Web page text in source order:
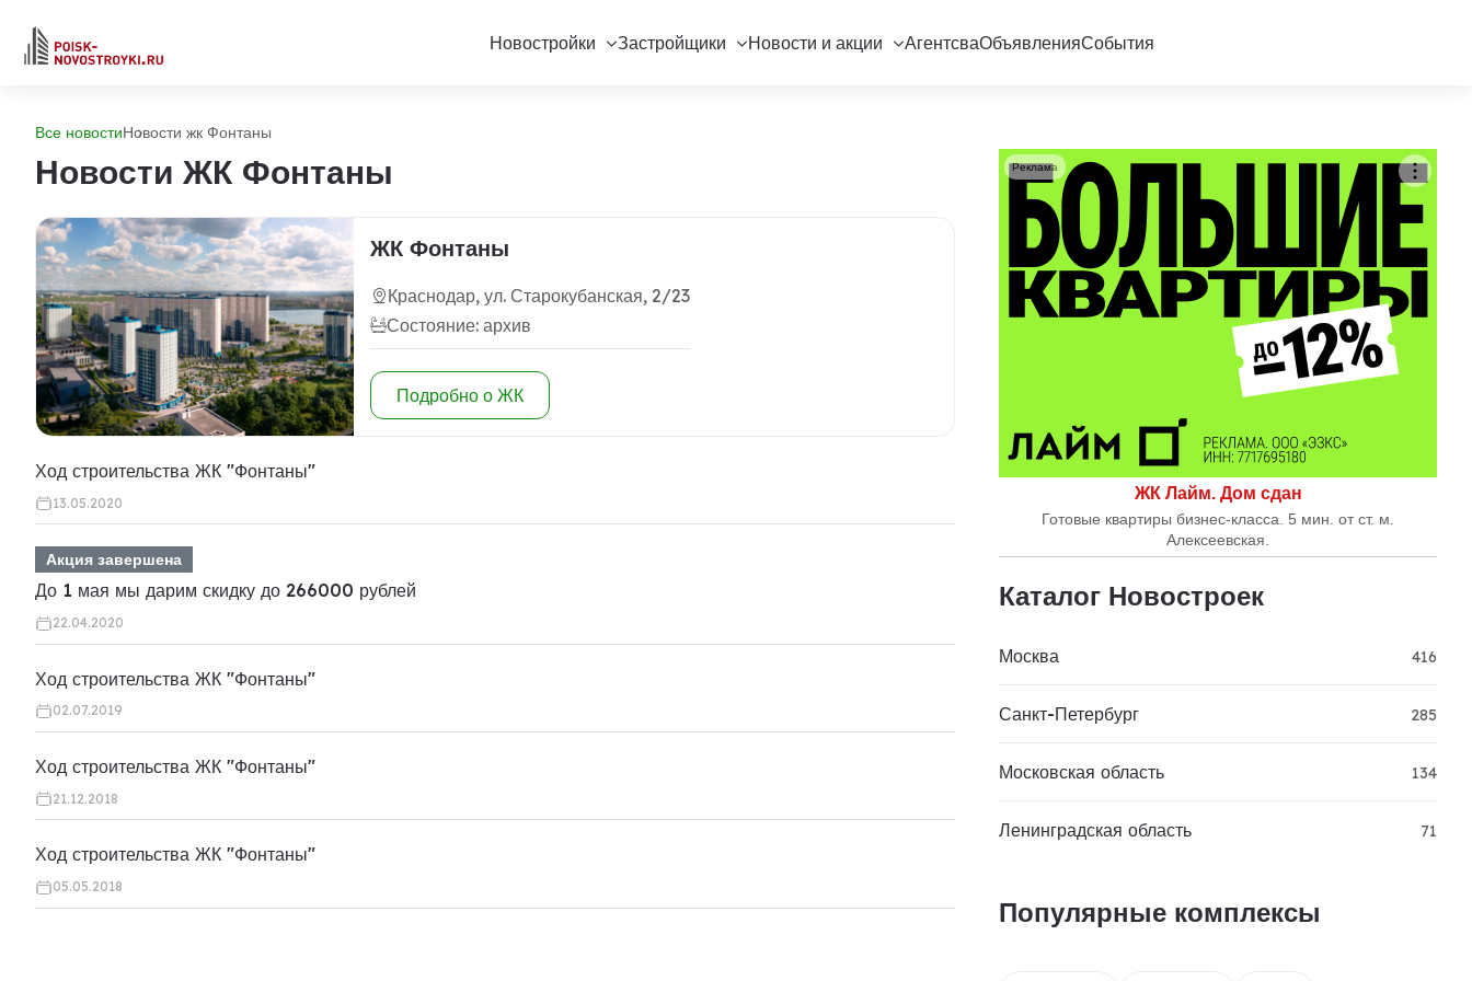
Новостройки Застройщики Новости и акции АгентсваОбъявленияСобытия
Все новостиНовости жк Фонтаны
Новости ЖК Фонтаны
ЖК Фонтаны
Краснодар, ул. Старокубанская, 2/23
Состояние: архив
Подробно о ЖК
Ход строительства ЖК "Фонтаны"
13.05.2020
Акция завершена
До 1 мая мы дарим скидку до 266000 рублей
22.04.2020
Ход строительства ЖК "Фонтаны"
02.07.2019
Ход строительства ЖК "Фонтаны"
21.12.2018
Ход строительства ЖК "Фонтаны"
05.05.2018
ЖК Лайм. Дом сдан
Готовые квартиры бизнес-класса. 5 мин. от ст. м.
Алексеевская.
Реклама
Каталог Новостроек
Москва 416
Санкт-Петербург 285
Московская область 134
Ленинградская область 71
Популярные комплексы